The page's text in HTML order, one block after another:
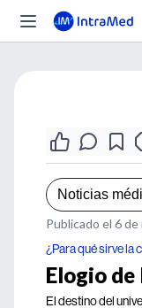
Noticias
Publicado el 6
¿Para qué sirve la
Elogio
El destino del